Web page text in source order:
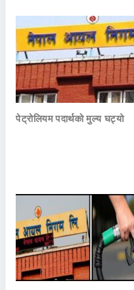
पेट्रोलियम पदार्थको मुल्य घट्यो